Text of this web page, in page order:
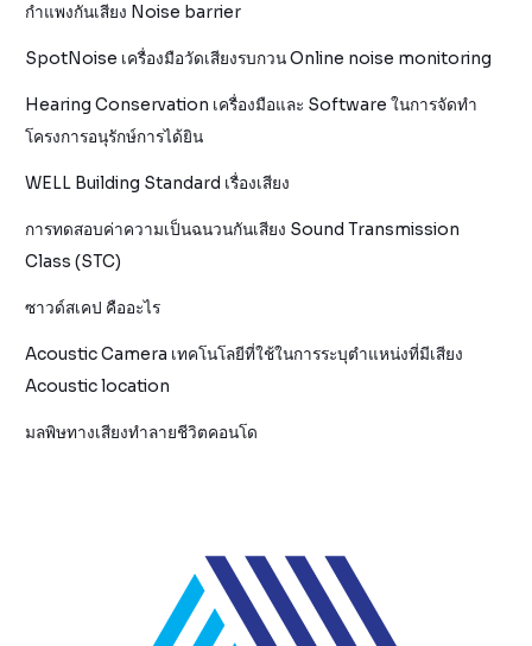
กำแพงกันเสียง Noise barrier
SpotNoise เครื่องมือวัดเสียงรบกวน Online noise monitoring
Hearing Conservation เครื่องมือและ Software ในการจัดทำ
โครงการอนุรักษ์การได้ยิน
WELL Building Standard เรื่องเสียง
การทดสอบค่าความเป็นฉนวนกันเสียง Sound Transmission
Class (STC)
ซาวด์สเคป คืออะไร
Acoustic Camera เทคโนโลยีที่ใช้ในการระบุตำแหน่งที่มีเสียง
Acoustic location
มลพิษทางเสียงทำลายชีวิตคอนโด